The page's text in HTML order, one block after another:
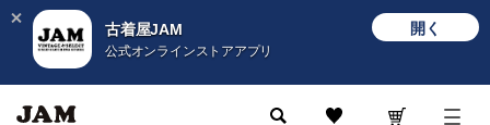
古着屋JAM
公式オンラインストアアプリ
開く